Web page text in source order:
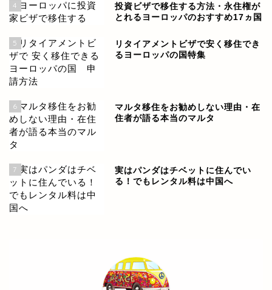
4
投資ビザで移住する方法・永住権が
とれるヨーロッパのおすすめ17ヵ国
5
リタイアメントビザで安く移住でき
るヨーロッパの国特集
6
マルタ移住をお勧めしない理由・在
住者が語る本当のマルタ
7
実はパンダはチベットに住んでい
る！でもレンタル料は中国へ